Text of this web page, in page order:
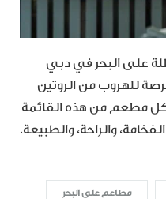
على البحر في دبي
للهروب من الروتين
كل مطعم من هذه القائمة
والراحة، والطبيعة.
مطاعم على البحر